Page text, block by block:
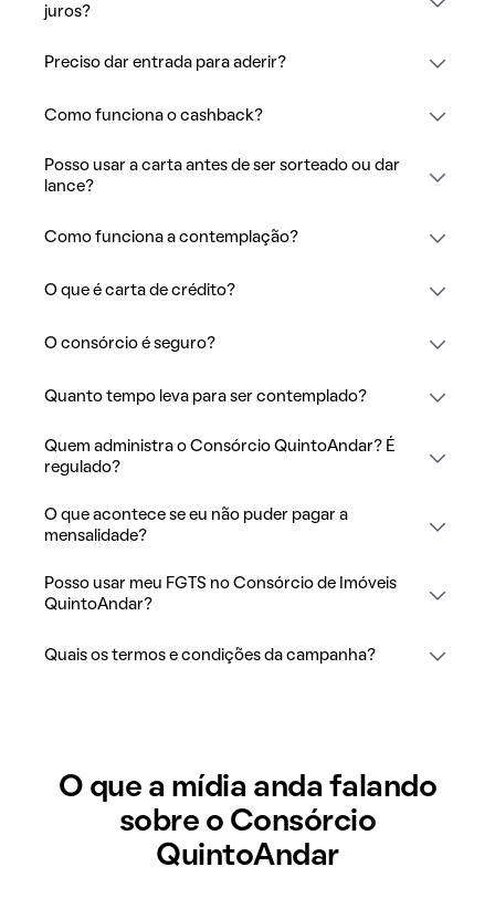
juros?
Preciso dar entrada para aderir?
Como funciona o cashback?
Posso usar a carta antes de ser sorteado ou dar
lance?
Como funciona a contemplação?
O que é carta de crédito?
O consórcio é seguro?
Quanto tempo leva para ser contemplado?
Quem administra o Consórcio QuintoAndar? É
regulado?
O que acontece se eu não puder pagar a
mensalidade?
Posso usar meu FGTS no Consórcio de Imóveis
QuintoAndar?
Quais os termos e condições da campanha?
O que a mídia anda falando
sobre o Consórcio
QuintoAndar